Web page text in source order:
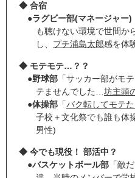
◆ 合宿
●ラグビー部(マネージャー)
も聴けない環境で世間か
し、 プチ浦島太郎感を体
◆ モテモテ…？？
●野球部 「サッカー部がモ
テませんでした…坊主頭
●体操部 「バク転してモテ
子校＋文化祭でも誰も体
男性)
◆ 今でも現役！ 部活中？
●バスケットボール部 「敵